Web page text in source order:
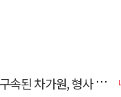
가원, 형사 범죄 영역"